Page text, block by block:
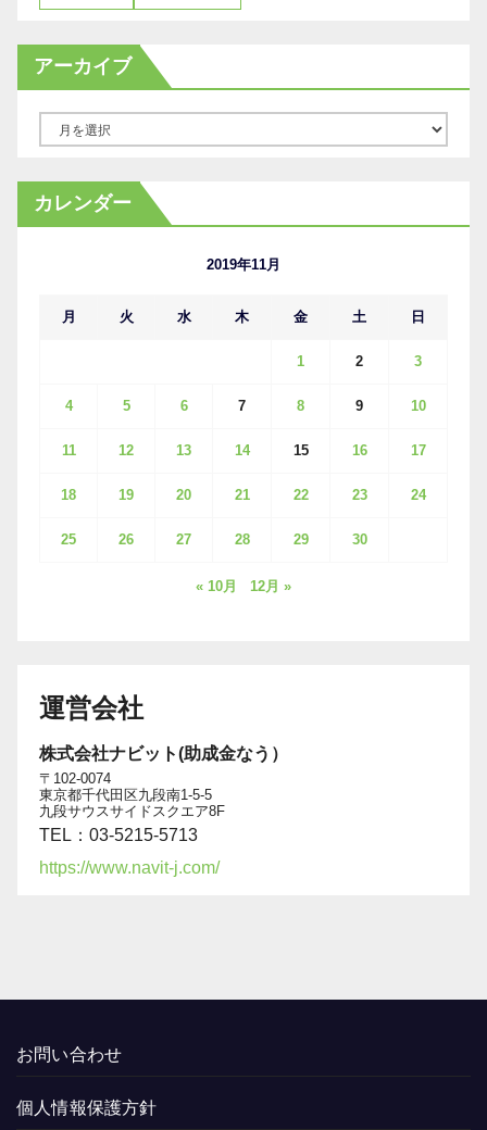
アーカイブ
カ
イ
カレンダー
2019年11月
月 火 水 木 金 土 日
1 2 3
4 5 6 7 8 9 10
11 12 13 14 15 16 17
18 19 20 21 22 23 24
25 26 27 28 29 30
« 10月 12月 »
運営会社
株式会社ナビット(助成金なう）
〒102-0074
東京都千代田区九段南1-5-5
九段サウスサイドスクエア8F
TEL：03-5215-5713
https://www.navit-j.com/
お問い合わせ
個人情報保護方針